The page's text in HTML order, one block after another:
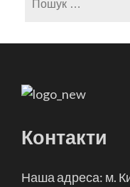
Контакти
Наша адреса: м.